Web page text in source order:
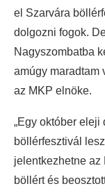
el Szarvára
dolgozni fogok.
Nagyszombatba
amúgy maradtam
az MKP elnöke.
„Egy október
böllérfesztivál
jelentkezhetne az
böllért és